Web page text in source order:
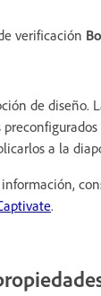
verificación
de diseño.
a la
.